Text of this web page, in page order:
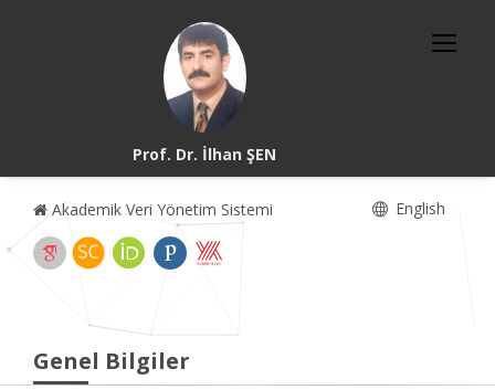
Prof. Dr. İlhan ŞEN
Akademik Veri Yönetim Sistemi English
Genel Bilgiler